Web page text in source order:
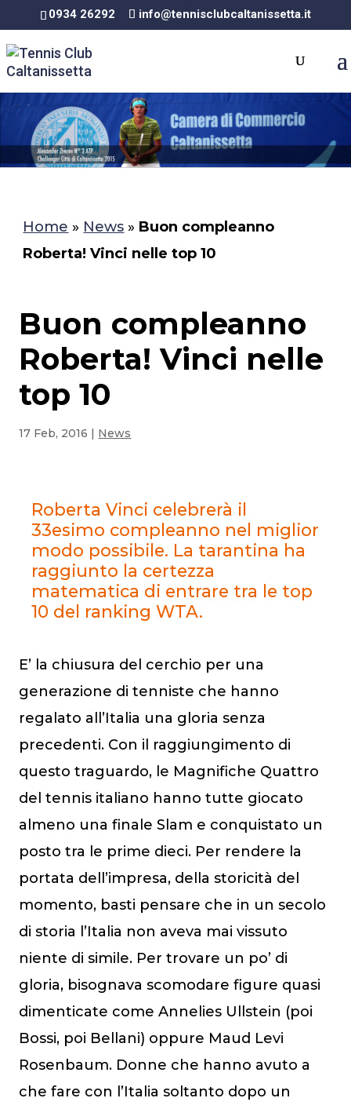
0934 26292 info@tennisclubcaltanissetta.it
Home » News » Buon compleanno
Roberta! Vinci nelle top 10
Buon compleanno
Roberta! Vinci nelle
top 10
17 Feb, 2016 | News
Roberta Vinci celebrerà il
33esimo compleanno nel miglior
modo possibile. La tarantina ha
raggiunto la certezza
matematica di entrare tra le top
10 del ranking WTA.
E’ la chiusura del cerchio per una
generazione di tenniste che hanno
regalato all’Italia una gloria senza
precedenti. Con il raggiungimento di
questo traguardo, le Magnifiche Quattro
del tennis italiano hanno tutte giocato
almeno una finale Slam e conquistato un
posto tra le prime dieci. Per rendere la
portata dell’impresa, della storicità del
momento, basti pensare che in un secolo
di storia l’Italia non aveva mai vissuto
niente di simile. Per trovare un po’ di
gloria, bisognava scomodare figure quasi
dimenticate come Annelies Ullstein (poi
Bossi, poi Bellani) oppure Maud Levi
Rosenbaum. Donne che hanno avuto a
che fare con l’Italia soltanto dopo un